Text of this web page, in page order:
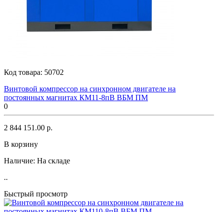
Код товара: 50702
Винтовой компрессор на синхронном двигателе на
постоянных магнитах КМ11-8пВ ВБМ ПМ
0
2 844 151.00 р.
В корзину
Наличие: На складе
..
Быстрый просмотр